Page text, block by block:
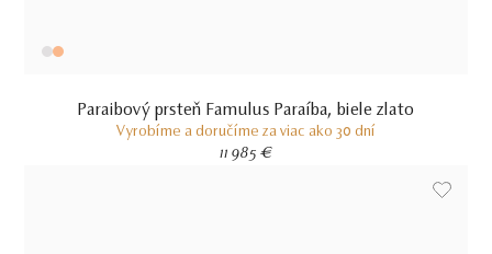
Paraibový prsteň Famulus Paraíba, biele zlato
Vyrobíme a doručíme za viac ako 30 dní
11 985 €